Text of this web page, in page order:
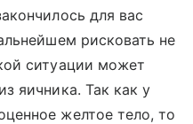
для вас
рисковать не
ситуации может
яичника. Так как у
желтое тело, то